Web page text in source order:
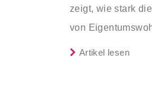
zeigt, wie stark
von
zunehmender
Artikel lesen